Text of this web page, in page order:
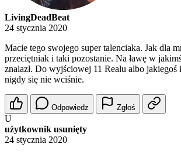
LivingDeadBeat
24 stycznia 2020
Macie tego swojego super talenciaka. Jak dla
przeciętniak i taki pozostanie. Na ławę w
znalazł. Do wyjściowej 11 Realu albo jakiegoś
nigdy się nie wciśnie.
Odpowiedz Zgłoś
U
użytkownik usunięty
24 stycznia 2020